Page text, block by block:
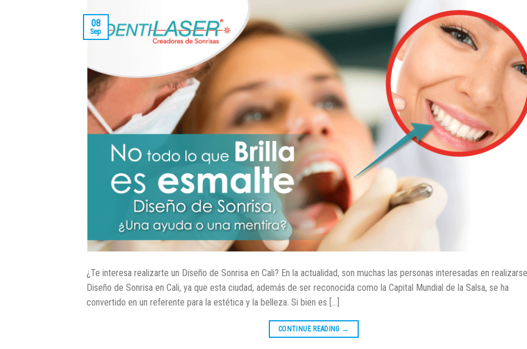
08
Sep
¿Te interesa realizarte un Diseño de Sonrisa en Cali? En la actualidad, son muchas las personas interesadas en
Diseño de Sonrisa en Cali, ya que esta ciudad, además de ser reconocida como la Capital Mundial de la Salsa, se ha
convertido en un referente para la estética y la belleza. Si bien es […]
CONTINUE READING →